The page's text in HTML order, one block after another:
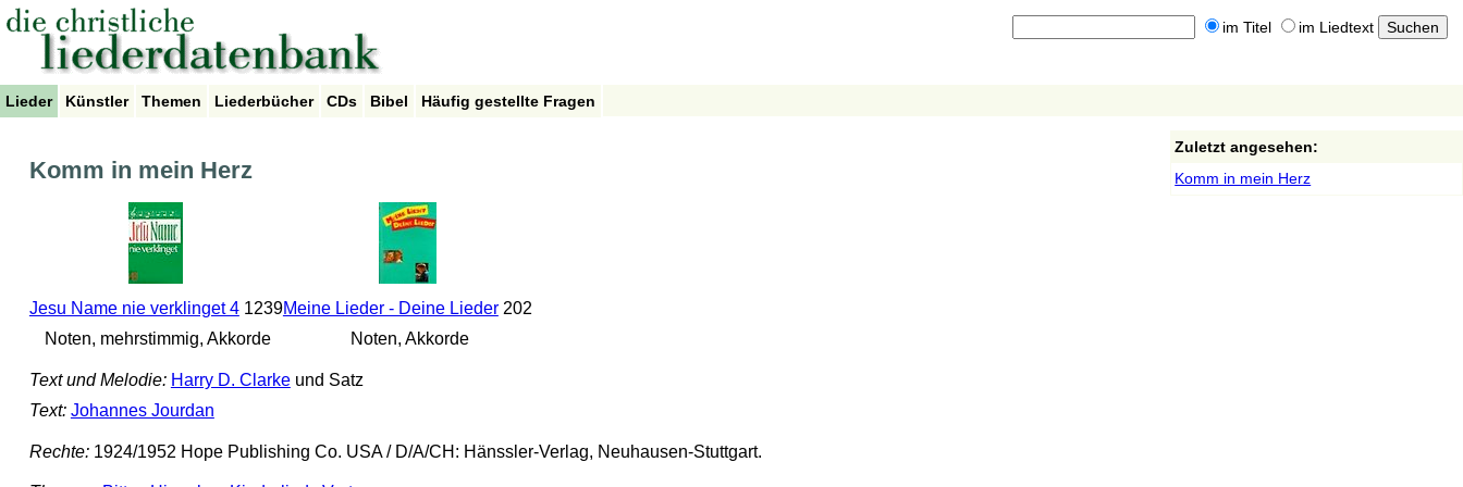
im Titel im Liedtext
Lieder Künstler Themen Liederbücher CDs Bibel Häufig gestellte Fragen
Komm in mein Herz
Jesu Name nie verklinget 41239
Noten, mehrstimmig, Akkorde
Meine Lieder - Deine Lieder202
Noten, Akkorde
Text und Melodie: Harry D. Clarkeund Satz
Text: Johannes Jourdan
Rechte:1924/1952 Hope Publishing Co. USA / D/A/CH: Hänssler-Verlag, Neuhausen-Stuttgart.
Zuletzt angesehen:
Komm in mein Herz